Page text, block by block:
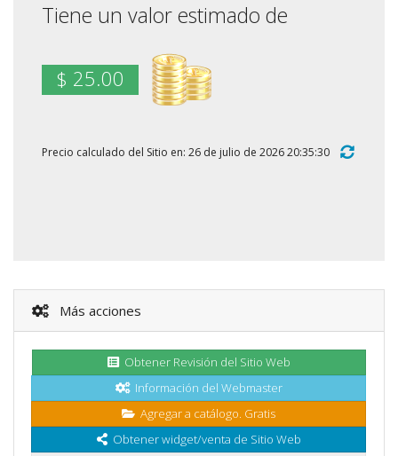
Tiene un valor estimado de
$ 25.00
Precio calculado del Sitio en: 26 de julio de 2026 20:35:30
Más acciones
Obtener Revisión del Sitio Web
Información del Webmaster
Agregar a catálogo. Gratis
Obtener widget/venta de Sitio Web